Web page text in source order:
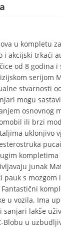
u kompletu
i akcijski trkaći
od 8 godina
serijom
stvarnosti
mogu
osnovnog
ili brzi
uklonjivo
kompletima
junak
pauk s mozgom
u vozila. Ima
sanjari lakše
Blobu u